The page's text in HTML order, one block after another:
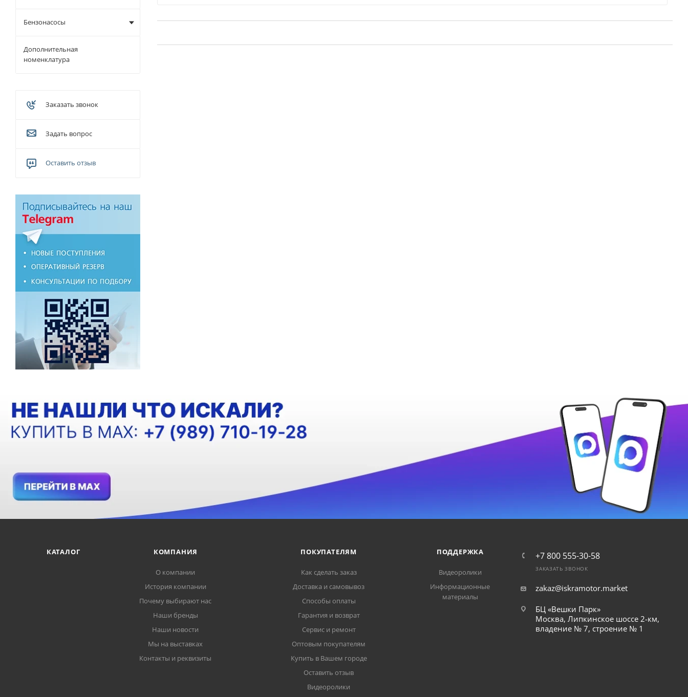
Бензонасосы
Дополнительная
номенклатура
Заказать звонок
Задать вопрос
Оставить отзыв
КАТАЛОГ КОМПАНИЯ
О компании
История компании
Почему выбирают нас
Наши бренды
Наши новости
Мы на выставках
Контакты и реквизиты
ПОКУПАТЕЛЯМ
Как сделать заказ
Доставка и самовывоз
Способы оплаты
Гарантия и возврат
Сервис и ремонт
Оптовым покупателям
Купить в Вашем городе
Оставить отзыв
Видеоролики
ПОДДЕРЖКА
Видеоролики
Информационные
материалы
+7 800 555-30-58
ЗАКАЗАТЬ ЗВОНОК
zakaz@iskramotor.market
БЦ «Вешки Парк»
Москва, Липкинское шоссе 2-км,
владение № 7, строение № 1